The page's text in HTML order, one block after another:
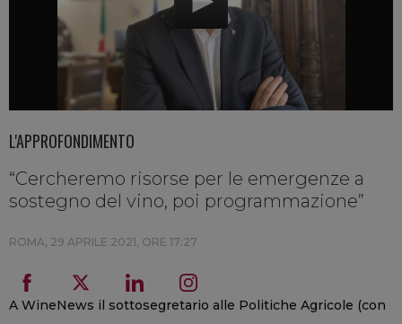
L'APPROFONDIMENTO
“Cercheremo risorse per le emergenze a
sostegno del vino, poi programmazione”
ROMA, 29 APRILE 2021, ORE 17:27
A WineNews il sottosegretario alle Politiche Agricole (con